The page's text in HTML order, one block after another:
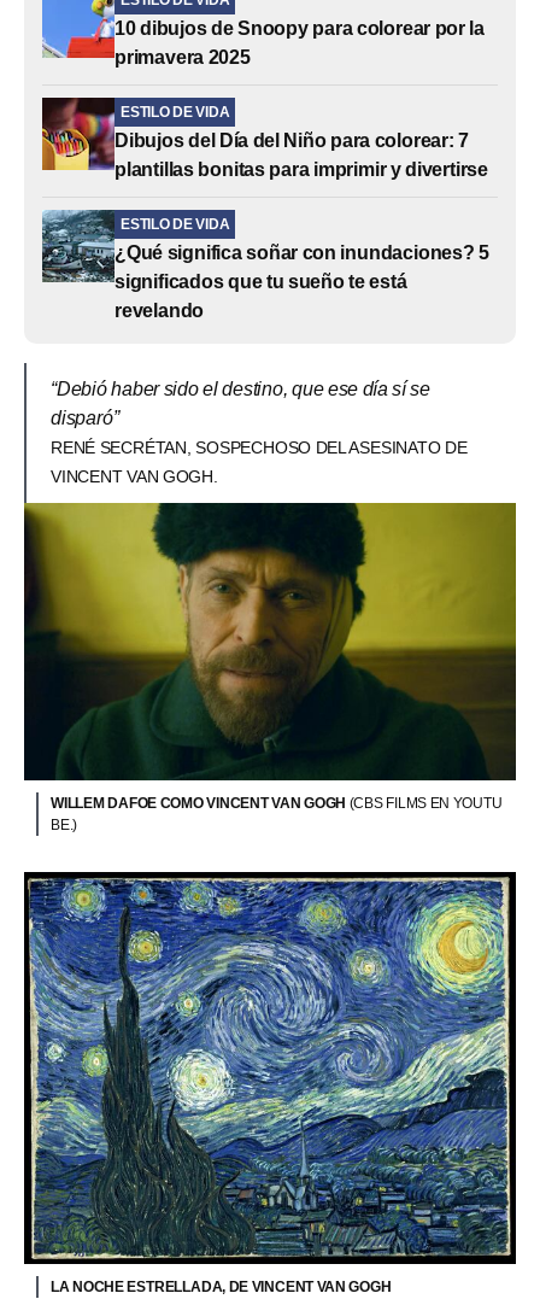
10 dibujos de Snoopy para colorear por la
primavera 2025
ESTILO DE VIDA
Dibujos del Día del Niño para colorear: 7
plantillas bonitas para imprimir y divertirse
ESTILO DE VIDA
¿Qué significa soñar con inundaciones? 5
significados que tu sueño te está
revelando
“Debió haber sido el destino, que ese día sí se
disparó”
RENÉ SECRÉTAN, SOSPECHOSO DEL ASESINATO DE
VINCENT VAN GOGH.
WILLEM DAFOE COMO VINCENT VAN GOGH (CBS FILMS EN YOUTU
BE.)
LA NOCHE ESTRELLADA, DE VINCENT VAN GOGH